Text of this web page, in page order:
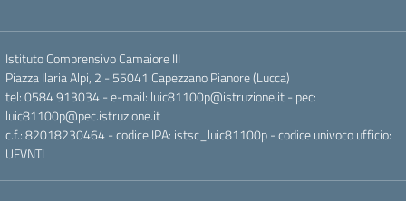
Istituto Comprensivo Camaiore III
Piazza Ilaria Alpi, 2 - 55041 Capezzano Pianore (Lucca)
tel: 0584 913034 - e-mail: luic81100p@istruzione.it - pec:
luic81100p@pec.istruzione.it
c.f.: 82018230464 - codice IPA: istsc_luic81100p - codice univoco ufficio:
UFVNTL